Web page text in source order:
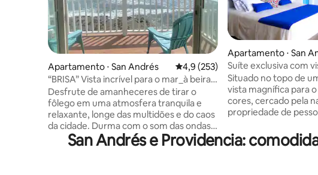
Apartamento ⋅ San Andrés 4,9 de uma avaliação média de 5,
4,9 (253)
“BRISA” Vista incrível para o mar_à beira-
mar Casa Corales
Desfrute de amanheceres de tirar o
fôlego em uma atmosfera tranquila e
relaxante, longe das multidões e do caos
da cidade. Durma com o som das ondas
do mar. Localizado em San Luis, uma área
tranquila a 20 minutos de carro do centro
Apartamento ⋅ San
Suíte exclusiva com
Situado no topo de
vista magnífica para
cores, cercado pela
propriedade de
localização
necessário para o
San Andrés e Providencia: